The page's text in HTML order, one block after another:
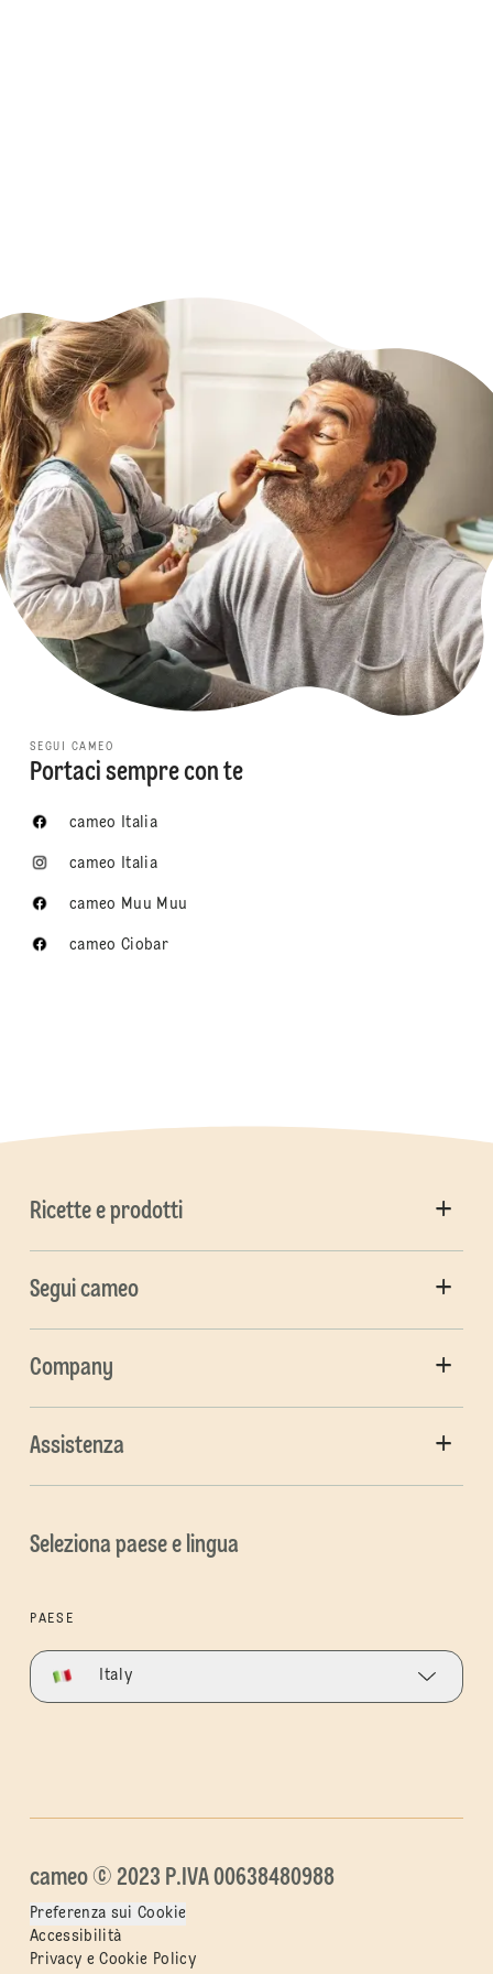
SEGUI CAMEO
Portaci sempre con te
cameo Italia
cameo Italia
cameo Muu Muu
cameo Ciobar
Ricette e prodotti
Segui cameo
Company
Assistenza
Seleziona paese e lingua
PAESE
Italy
cameo © 2023 P.IVA 00638480988
Preferenza sui Cookie
Accessibilità
Privacy e Cookie Policy